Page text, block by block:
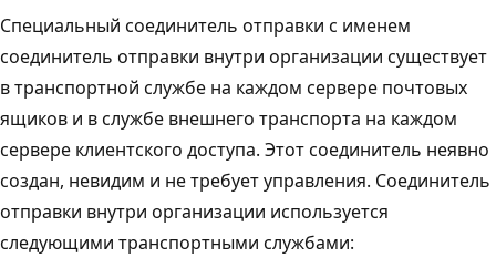
Специальный соединитель отправки с именем
соединитель отправки внутри организации существует
в транспортной службе на каждом сервере почтовых
ящиков и в службе внешнего транспорта на каждом
сервере клиентского доступа. Этот соединитель неявно
создан, невидим и не требует управления. Соединитель
отправки внутри организации используется
следующими транспортными службами: